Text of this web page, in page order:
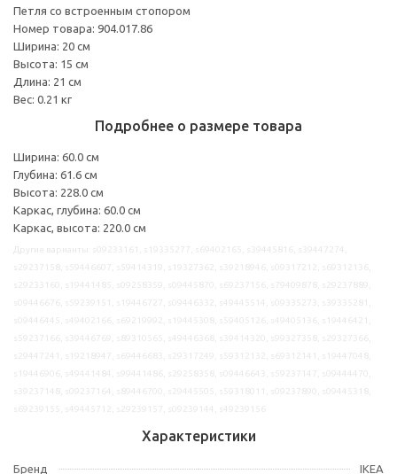
Петля со встроенным стопором
Номер товара: 904.017.86
Ширина: 20 см
Высота: 15 см
Длина: 21 см
Вес: 0.21 кг
Подробнее о размере товара
Ширина: 60.0 см
Глубина: 61.6 см
Высота: 228.0 см
Каркас, глубина: 60.0 см
Каркас, высота: 220.0 см
Характеристики
Бренд IKEA